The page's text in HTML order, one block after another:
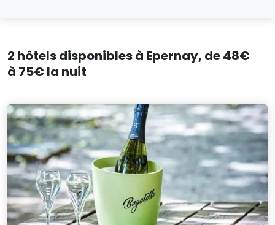
2 hôtels disponibles à Epernay, de 48€
à 75€ la nuit